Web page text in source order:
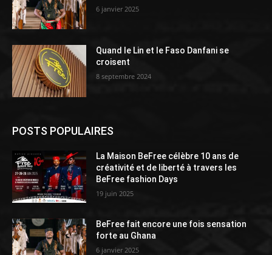
6 janvier 2025
Quand le Lin et le Faso Danfani se
croisent
8 septembre 2024
POSTS POPULAIRES
La Maison BeFree célèbre 10 ans de
créativité et de liberté à travers les
BeFree fashion Days
19 juin 2025
BeFree fait encore une fois sensation
forte au Ghana
6 janvier 2025